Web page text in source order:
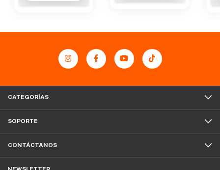
CATEGORÍAS
SOPORTE
CONTÁCTANOS